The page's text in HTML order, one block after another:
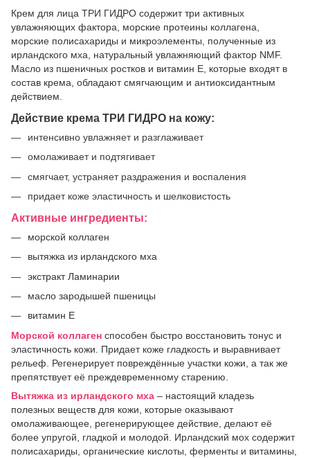
Крем для лица ТРИ ГИДРО содержит три активных
увлажняющих фактора, морские протеины коллагена,
морские полисахариды и микроэлементы, полученные из
ирландского мха, натуральный увлажняющий фактор NMF.
Масло из пшеничных ростков и витамин Е, которые входят в
состав крема, обладают смягчающим и антиоксидантным
действием.
Действие крема ТРИ ГИДРО на кожу:
интенсивно увлажняет и разглаживает
омолаживает и подтягивает
смягчает, устраняет раздражения и воспаления
придает коже эластичность и шелковистость
Активные ингредиенты:
морской коллаген
вытяжка из ирландского мха
экстракт Ламинарии
масло зародышей пшеницы
витамин Е
Морской коллаген способен быстро восстановить тонус и
эластичность кожи. Придает коже гладкость и выравнивает
рельеф. Регенерирует повреждённые участки кожи, а так же
препятствует её преждевременному старению.
Вытяжка из ирландского мха – настоящий кладезь
полезных веществ для кожи, которые оказывают
омолаживающее, регенерирующее действие, делают её
более упругой, гладкой и молодой. Ирландский мох содержит
полисахариды, органические кислоты, ферменты и витамины,